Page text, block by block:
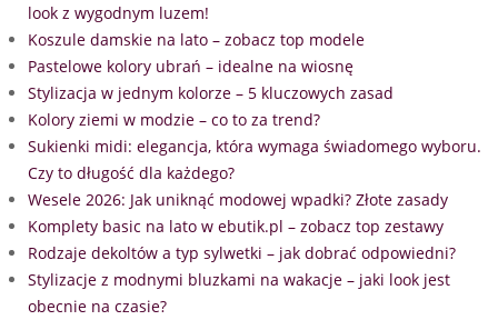
look z wygodnym luzem!
Koszule damskie na lato – zobacz top modele
Pastelowe kolory ubrań – idealne na wiosnę
Stylizacja w jednym kolorze – 5 kluczowych zasad
Kolory ziemi w modzie – co to za trend?
Sukienki midi: elegancja, która wymaga świadomego wyboru.
Czy to długość dla każdego?
Wesele 2026: Jak uniknąć modowej wpadki? Złote zasady
Komplety basic na lato w ebutik.pl – zobacz top zestawy
Rodzaje dekoltów a typ sylwetki – jak dobrać odpowiedni?
Stylizacje z modnymi bluzkami na wakacje – jaki look jest
obecnie na czasie?